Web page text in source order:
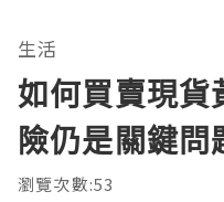
生活
如何買賣現貨
險仍是關鍵問
瀏覽次數:53